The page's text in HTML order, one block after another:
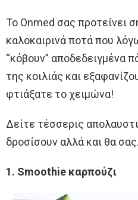
Το Onmed σας προτείνει
καλοκαιρινά ποτά που
“κόβουν” αποδεδειγμένα
της κοιλιάς και
φτιάξατε το χειμώνα!
Δείτε τέσσερις
δροσίσουν αλλά και θα
1. Smoothie καρπούζι